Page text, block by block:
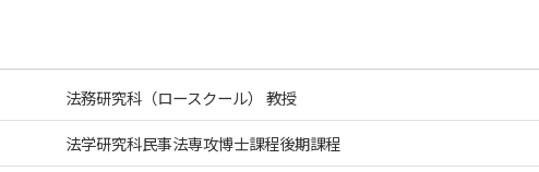
法務研究科（ロースクール） 教授
法学研究科民事法専攻博士課程後期課程